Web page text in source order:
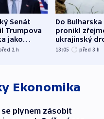
Senát
Trumpova
jako
2 h
Do Bulharska
pronikl
ukrajinský
explodoval
13:05 před 3 h
Ekonomika
se plynem zásobit